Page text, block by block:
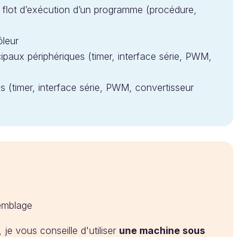
d’exécution d’un programme (procédure,
périphériques (timer, interface série, PWM,
(timer, interface série, PWM, convertisseur
je vous conseille d'utiliser une machine sous